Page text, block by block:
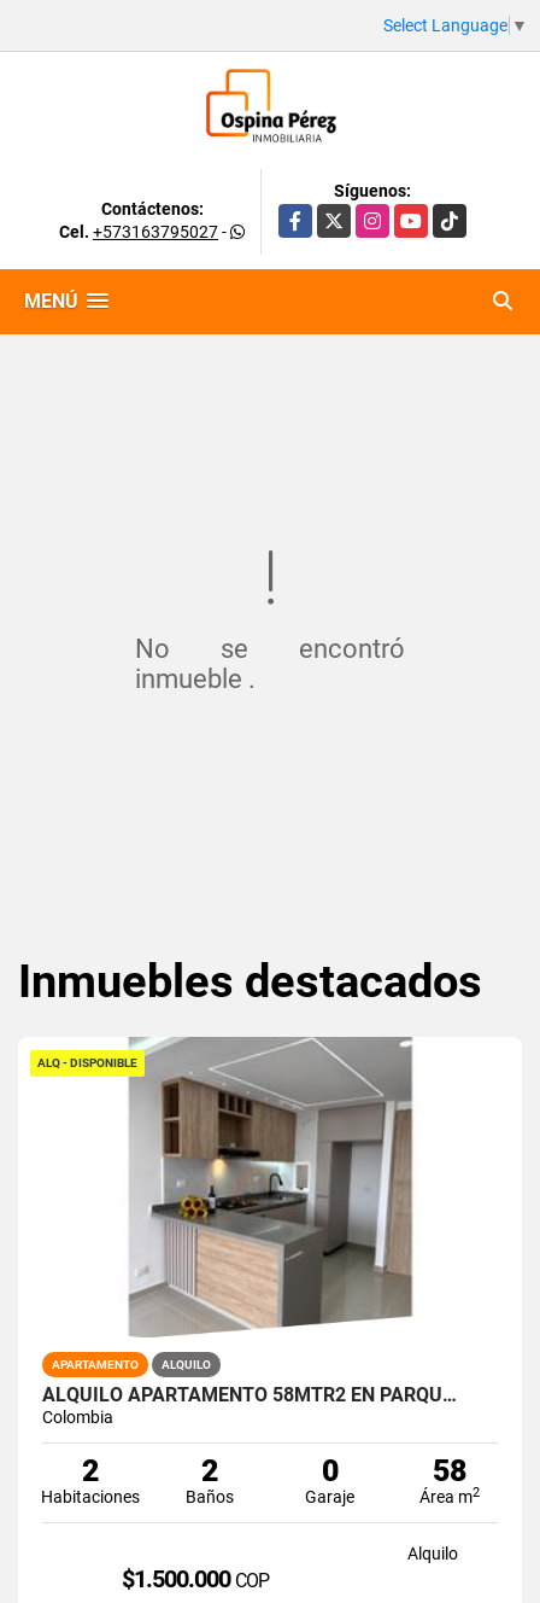
Select Language ▼
Contáctenos:
Cel. +573163795027-
Síguenos:
Facebook
X InstagramYouTubeTikTok
MENÚ
No se encontró
inmueble .
Inmuebles destacados
ALQ - DISPONIBLE
APARTAMENTO ALQUILO
ALQUILO APARTAMENTO 58MTR2 EN PARQU…
Colombia
2
Habitaciones
2
Baños
0
Garaje
58
Área m2
Alquilo
$1.500.000 COP